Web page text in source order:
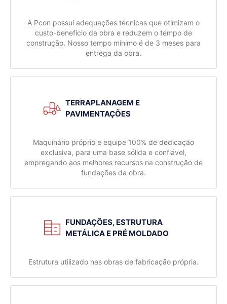
A Pcon possui adequações técnicas que otimizam o
custo-benefício da obra e reduzem o tempo de
construção. Nosso tempo mínimo é de 3 meses para
entrega da obra.
TERRAPLANAGEM E
PAVIMENTAÇÕES
Maquinário próprio e equipe 100% de dedicação
exclusiva, para uma base sólida e confiável,
empregando aos melhores recursos na construção de
fundações da obra.
FUNDAÇÕES, ESTRUTURA
METÁLICA E PRÉ MOLDADO
Estrutura utilizado nas obras de fabricação própria.